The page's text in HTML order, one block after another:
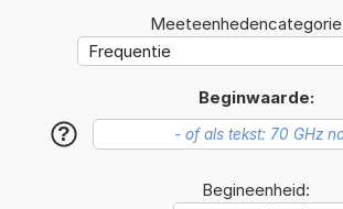
Beginwaarde:
?
Begineenheid: